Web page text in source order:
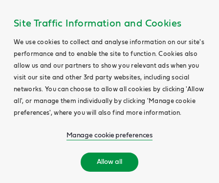
Site Traffic Information and Cookies
We use cookies to collect and analyse information on our site's
performance and to enable the site to function. Cookies also
allow us and our partners to show you relevant ads when you
visit our site and other 3rd party websites, including social
networks. You can choose to allow all cookies by clicking 'Allow
all', or manage them individually by clicking 'Manage cookie
preferences', where you will also find more information.
Manage cookie preferences
Allow all